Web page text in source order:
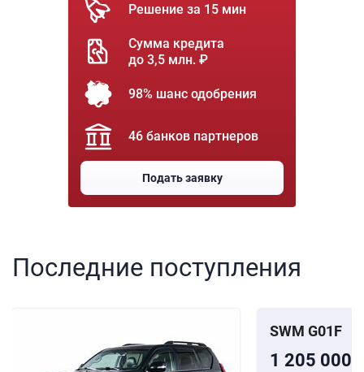
Решение за 15 мин
Сумма кредита
до 3,5 млн. ₽
98% шанс одобрения
46 банков партнеров
Подать заявку
Последние поступления
SWM G01F
1 205 000